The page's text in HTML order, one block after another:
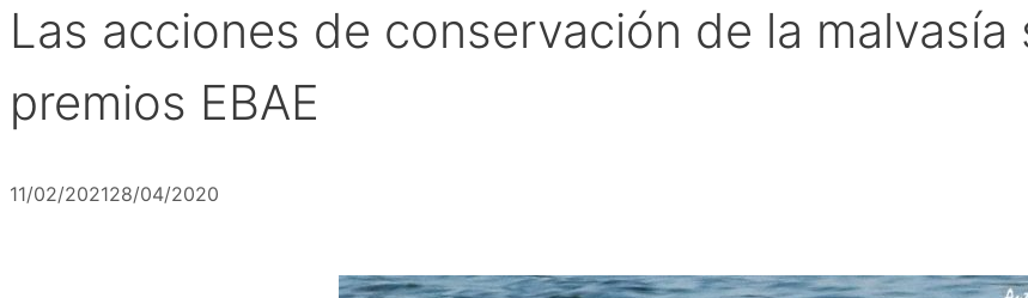
Las acciones de conservación de la
premios EBAE
11/02/202128/04/2020